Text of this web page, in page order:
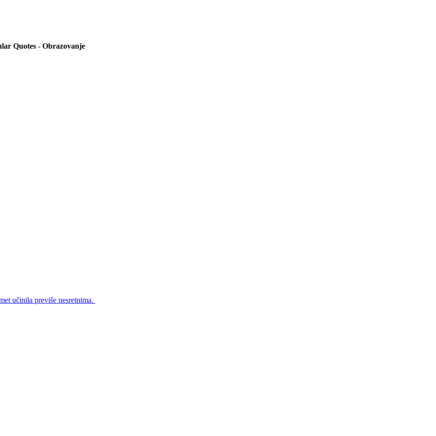
Quotes - Obrazovanje
učinila previše nesretnima.